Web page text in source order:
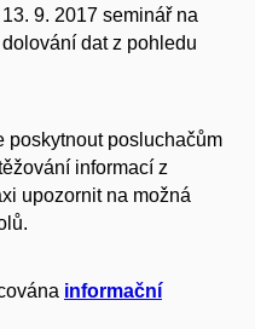
9. 2017 seminář na
dat z pohledu
poskytnout posluchačům
informací z
upozornit na možná
informační